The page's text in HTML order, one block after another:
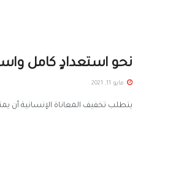
نحو استعدادٍ كامل
مايو 11, 2021
يتطلب تخفيف المعاناة الإنسانية أن